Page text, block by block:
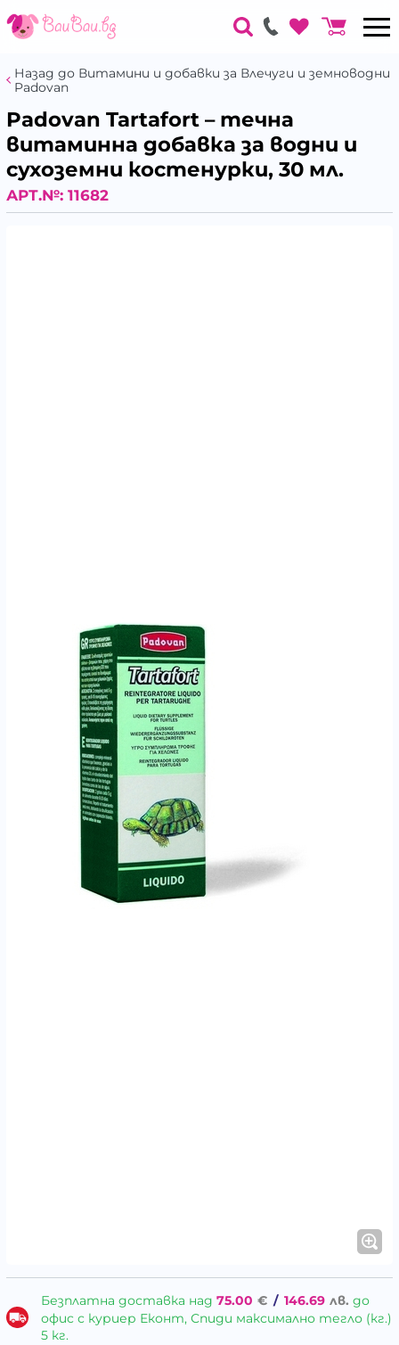
Назад до Витамини и добавки за Влечуги и земноводни
Padovan
Padovan Tartafort – течна
витаминна добавка за водни и
сухоземни костенурки, 30 мл.
АРТ.№: 11682
Безплатна доставка над 75.00 € / 146.69 лв. до
офис с куриер Еконт, Спиди максимално тегло (кг.)
5 кг.